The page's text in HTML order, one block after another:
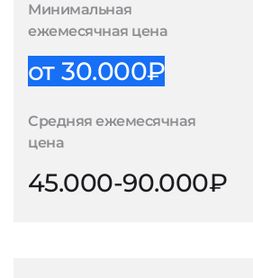
Минимальная
ежемесячная цена
от 30.000₽
Средняя ежемесячная
цена
45.000-90.000₽